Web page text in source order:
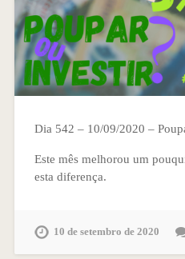
Dia 542 – 10/09/2020 –
Este mês melhorou um
esta diferença.
10 de setembro de 2020